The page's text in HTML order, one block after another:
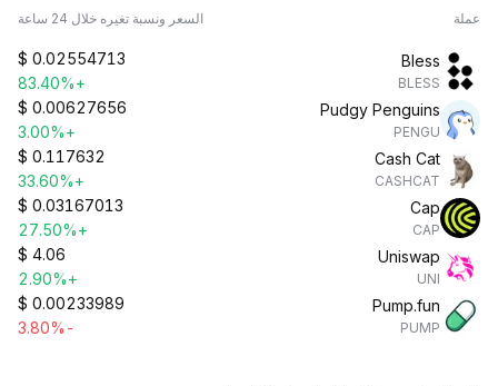
عملة السعر ونسبة تغيره خلال 24 ساعة
Bless
BLESS
$ 0.02554713
+83.40%
Pudgy Penguins
PENGU
$ 0.00627656
+3.00%
Cash Cat
CASHCAT
$ 0.117632
+33.60%
Cap
CAP
$ 0.03167013
+27.50%
Uniswap
UNI
$ 4.06
+2.90%
Pump.fun
PUMP
$ 0.00233989
-3.80%